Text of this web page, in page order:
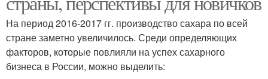
На период 2016-2017 гг. производство сахара по всей
стране заметно увеличилось. Среди определяющих
факторов, которые повлияли на успех сахарного
бизнеса в России, можно выделить: